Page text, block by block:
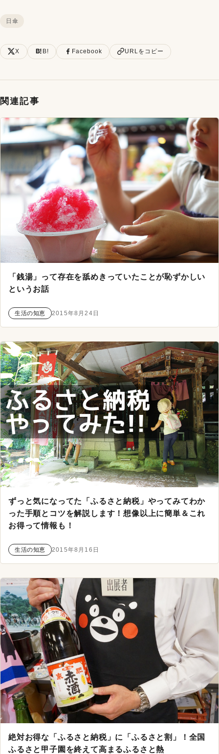
日傘
X B! Facebook URLをコピー
関連記事
「銭湯」って存在を舐めきっていたことが恥ずかしい
というお話
生活の知恵 2015年8月24日
ずっと気になってた「ふるさと納税」やってみてわか
った手順とコツを解説します！想像以上に簡単＆これ
お得って情報も！
生活の知恵 2015年8月16日
絶対お得な「ふるさと納税」に「ふるさと割」！全国
ふるさと甲子園を終えて高まるふるさと熱